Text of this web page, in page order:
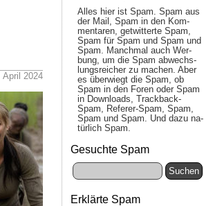
April 2024
Alles hier ist Spam. Spam aus
der Mail, Spam in den Kom­
men­taren, ge­twit­ter­te Spam,
Spam für Spam und Spam und
Spam. Manch­mal auch Wer­
bung, um die Spam ab­wechs­
lungs­reich­er zu mach­en. Aber
es über­wiegt die Spam, ob
Spam in den Fo­ren oder Spam
in Down­loads, Track­back-
Spam, Re­fe­rer-Spam, Spam,
Spam und Spam. Und da­zu na­
tür­lich Spam.
Gesuchte Spam
Erklärte Spam